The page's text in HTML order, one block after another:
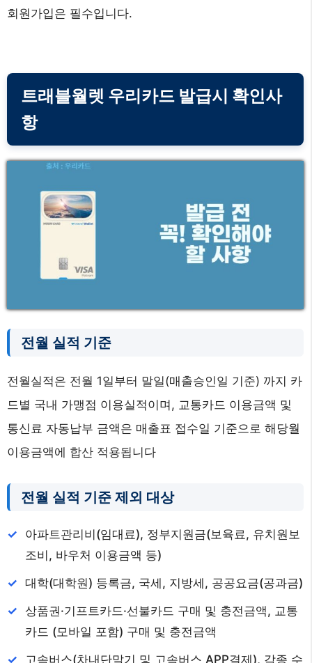
회원가입은 필수입니다.
트래블월렛 우리카드 발급시 확인사
항
전월 실적 기준
전월실적은 전월 1일부터 말일(매출승인일 기준) 까지 카
드별 국내 가맹점 이용실적이며, 교통카드 이용금액 및
통신료 자동납부 금액은 매출표 접수일 기준으로 해당월
이용금액에 합산 적용됩니다
전월 실적 기준 제외 대상
아파트관리비(임대료), 정부지원금(보육료, 유치원보
조비, 바우처 이용금액 등)
대학(대학원) 등록금, 국세, 지방세, 공공요금(공과금)
상품권·기프트카드·선불카드 구매 및 충전금액, 교통
카드 (모바일 포함) 구매 및 충전금액
고속버스(차내단말기 및 고속버스 APP결제), 각종 수